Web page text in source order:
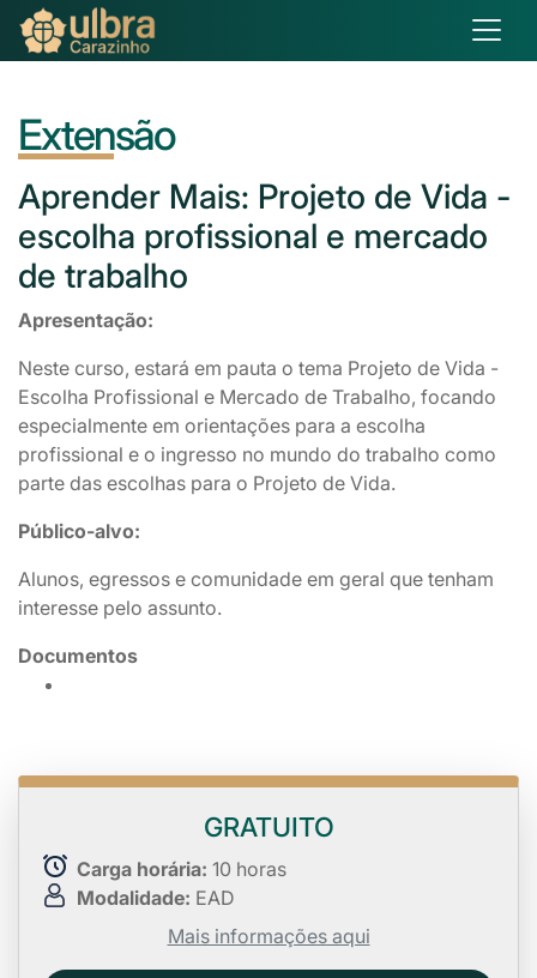
Extensão
Aprender Mais: Projeto de Vida -
escolha profissional e mercado
de trabalho
Apresentação:
Neste curso, estará em pauta o tema Projeto de Vida -
Escolha Profissional e Mercado de Trabalho, focando
especialmente em orientações para a escolha
profissional e o ingresso no mundo do trabalho como
parte das escolhas para o Projeto de Vida.
Público-alvo:
Alunos, egressos e comunidade em geral que tenham
interesse pelo assunto.
Documentos
GRATUITO
Carga horária: 10 horas
Modalidade: EAD
Mais informações aqui